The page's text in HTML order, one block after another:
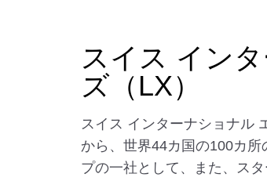
スイス イン
ズ（LX）
スイス インターナショナル
から、世界44カ国の100カ
プの一社として、また、ス